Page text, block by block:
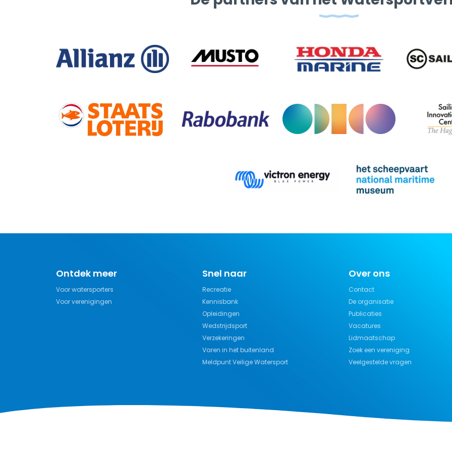
Ontdek meer
Voor watersporters
Voor verenigingen
Snel naar
Recreatie
Kennisbank
Opleidingen
Wedstrijdsport
Verzekeringen
Varen in het buitenland
Meldpunt Veilige Watersport
Over ons
Contact
De organisatie
Publicaties
Vacatures
Lidmaatschap
Zoek een vereniging
Veelgestelde vragen